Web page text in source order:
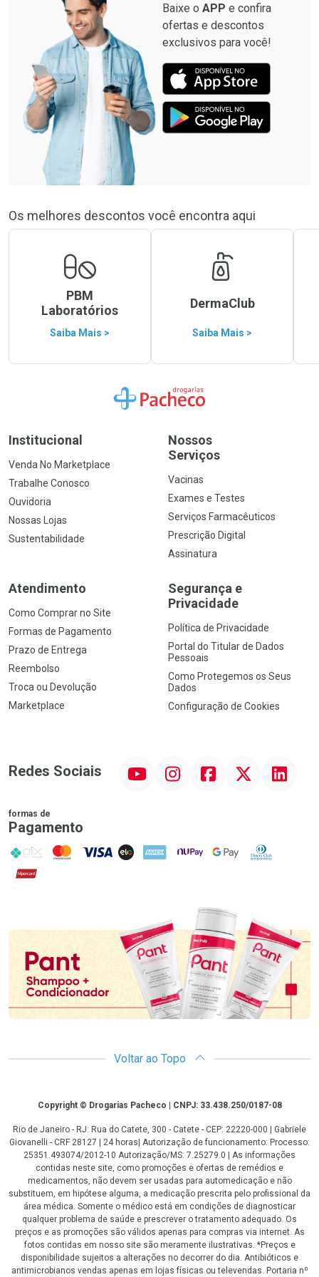
Baixe o APP e confira
ofertas e descontos
exclusivos para você!
Os melhores descontos você encontra aqui
PBM
Laboratórios
Saiba Mais >
DermaClub
Saiba Mais >
Ir para a Home
Institucional
Venda No Marketplace
Trabalhe Conosco
Ouvidoria
Nossas Lojas
Sustentabilidade
Nossos
Serviços
Vacinas
Exames e Testes
Serviços Farmacêuticos
Prescrição Digital
Assinatura
Atendimento
Como Comprar no Site
Formas de Pagamento
Prazo de Entrega
Reembolso
Troca ou Devolução
Marketplace
Segurança e
Privacidade
Política de Privacidade
Portal do Titular de Dados
Pessoais
Como Protegemos os Seus
Dados
Configuração de Cookies
Redes Sociais InstagramFacebook Linkedin
formas de
Pagamento
PIX MasterCard
VISA ELO AMEX NuPay Google PayDiners Club
Hipercard
Promoção em Destaque
Voltar ao Topo
CopyrightCopyright © Drogarias Pacheco | CNPJ: 33.438.250/0187-08
Rio de Janeiro - RJ: Rua do Catete, 300 - Catete - CEP: 22220-000 | Gabriele
Giovanelli - CRF 28127 | 24 horas| Autorização de funcionamento: Processo:
25351.493074/2012-10 Autorização/MS: 7.25279.0 | As informações
contidas neste site, como promoções e ofertas de remédios e
medicamentos, não devem ser usadas para automedicação e não
substituem, em hipótese alguma, a medicação prescrita pelo profissional da
área médica. Somente o médico está em condições de diagnosticar
qualquer problema de saúde e prescrever o tratamento adequado. Os
preços e as promoções são válidos apenas para compras via internet. As
fotos contidas em nosso site são meramente ilustrativas. *Preços e
disponibilidade sujeitos a alterações no decorrer do dia. Antibióticos e
antimicrobianos vendas apenas em lojas físicas ou televendas. Portaria nº